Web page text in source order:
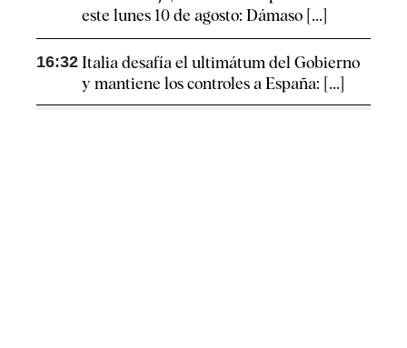
este lunes 10 de agosto: Dámaso [...]
16:32 Italia desafía el ultimátum del Gobierno
y mantiene los controles a España: [...]